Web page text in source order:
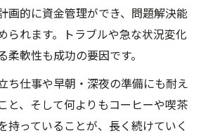
画的に資金管理ができ、問題解決能
られます。トラブルや急な状況変化
柔軟性も成功の要因です。
ち仕事や早朝・深夜の準備にも耐え
と、そして何よりもコーヒーや喫茶
持っていることが、長く続けていく